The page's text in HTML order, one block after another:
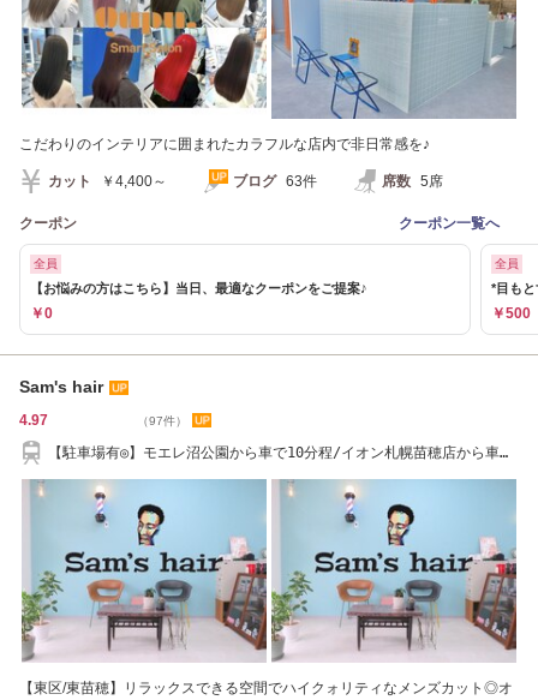
こだわりのインテリアに囲まれたカラフルな店内で非日常感を♪
カット ￥4,400～ ブログ 63件 席数 5席
クーポン クーポン一覧へ
全員
【お悩みの方はこちら】当日、最適なクーポンをご提案♪
￥0
全員
*目も
￥500
Sam's hair
4.97 （97件）
【駐車場有◎】モエレ沼公園から車で10分程/イオン札幌苗穂店から車で
【東区/東苗穂】リラックスできる空間でハイクォリティなメンズカット◎オ